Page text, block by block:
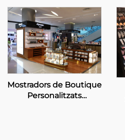
Mostradors de Boutique
Personalitzats